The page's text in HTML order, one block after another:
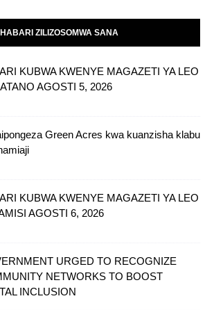
HABARI ZILIZOSOMWA SANA
KUBWA KWENYE MAGAZETI YA LEO
AGOSTI 5, 2026
Green Acres kwa kuanzisha klabu
KUBWA KWENYE MAGAZETI YA LEO
AGOSTI 6, 2026
URGED TO RECOGNIZE
NETWORKS TO BOOST
INCLUSION